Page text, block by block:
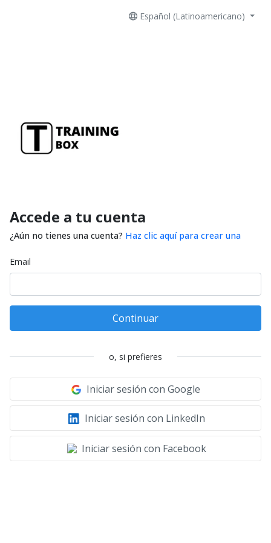
Español (Latinoamericano)
Accede a tu cuenta
¿Aún no tienes una cuenta? Haz clic aquí para crear una
Email
Continuar
o, si prefieres
Iniciar sesión con Google
Iniciar sesión con LinkedIn
Iniciar sesión con Facebook